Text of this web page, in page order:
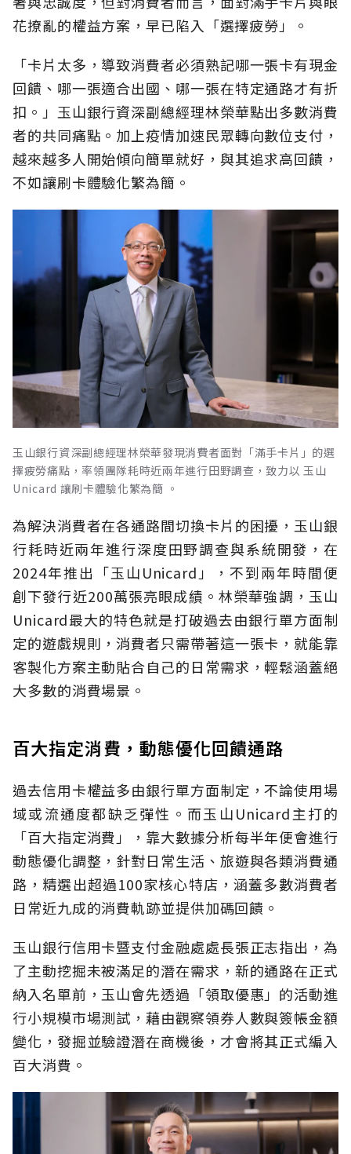
花撩亂的權益方案，早已陷入「選擇疲勞」。
「卡片太多，導致消費者必須熟記哪一張卡有現金
回饋、哪一張適合出國、哪一張在特定通路才有折
扣。」玉山銀行資深副總經理林榮華點出多數消費
者的共同痛點。加上疫情加速民眾轉向數位支付，
越來越多人開始傾向簡單就好，與其追求高回饋，
不如讓刷卡體驗化繁為簡。
玉山銀行資深副總經理林榮華發現消費者面對「滿手卡片」的選
擇疲勞痛點，率領團隊耗時近兩年進行田野調查，致力以 玉山
Unicard 讓刷卡體驗化繁為簡 。
為解決消費者在各通路間切換卡片的困擾，玉山銀
行耗時近兩年進行深度田野調查與系統開發，在
2024年推出「玉山Unicard」，不到兩年時間便
創下發行近200萬張亮眼成績。林榮華強調，玉山
Unicard最大的特色就是打破過去由銀行單方面制
定的遊戲規則，消費者只需帶著這一張卡，就能靠
客製化方案主動貼合自己的日常需求，輕鬆涵蓋絕
大多數的消費場景。
百大指定消費，動態優化回饋通路
過去信用卡權益多由銀行單方面制定，不論使用場
域或流通度都缺乏彈性。而玉山Unicard主打的
「百大指定消費」，靠大數據分析每半年便會進行
動態優化調整，針對日常生活、旅遊與各類消費通
路，精選出超過100家核心特店，涵蓋多數消費者
日常近九成的消費軌跡並提供加碼回饋。
玉山銀行信用卡暨支付金融處處長張正志指出，為
了主動挖掘未被滿足的潛在需求，新的通路在正式
納入名單前，玉山會先透過「領取優惠」的活動進
行小規模市場測試，藉由觀察領券人數與簽帳金額
變化，發掘並驗證潛在商機後，才會將其正式編入
百大消費。